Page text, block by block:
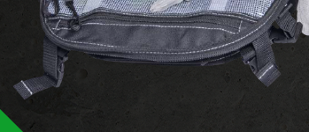
Rapporteer een fout